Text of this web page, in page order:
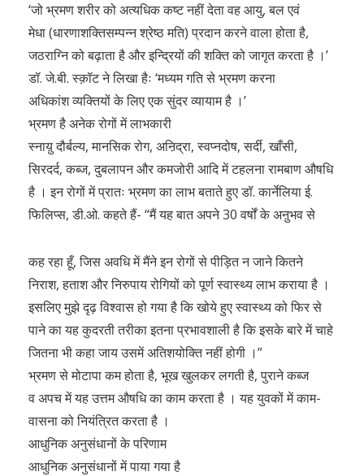
‘जो भ्रमण शरीर को अत्यधिक कष्ट नहीं देता वह आयु, बल एवं
मेधा (धारणाशक्तिसम्पन्न श्रेष्ठ मति) प्रदान करने वाला होता है,
जठराग्नि को बढ़ाता है और इन्द्रियों की शक्ति को जागृत करता है ।’
डॉ. जे.बी. स्क़ॉट ने लिखा हैः ‘मध्यम गति से भ्रमण करना
अधिकांश व्यक्तियों के लिए एक सुंदर व्यायाम है ।’
भ्रमण है अनेक रोगों में लाभकारी
स्नाय़ु दौर्बल्य, मानसिक रोग, अऩिद्रा, स्वप्नदोष, सर्दी, खाँसी,
सिरदर्द, कब्ज, दुबलापन और कमजोरी आदि में टहलना रामबाण औषधि
है । इन रोगों में प्रातः भ्रमण का लाभ बताते हुए डॉ. कार्नेलिया ई.
फिलिप्स, डी.ओ. कहते हैं- “मैं यह बात अपने 30 वर्षों के अऩुभव से
कह रहा हूँ, जिस अवधि में मैंने इन रोगों से पीड़ित न जाने कितने
निराश, हताश और निरुपाय रोगियों को पूर्ण स्वास्थ्य लाभ कराया है ।
इसलिए मुझे दृढ़ विश्वास हो गया है कि खोये हुए स्वास्थ्य को फिर से
पाने का यह कुदरती तरीका इतना प्रभावशाली है कि इसके बारे में चाहे
जितना भी कहा जाय उसमें अतिशयोक्ति नहीं होगी ।”
भ्रमण से मोटापा कम होता है, भूख खुलकर लगती है, पुराने कब्ज
व अपच में यह उत्तम औषधि का काम करता है । यह युवकों में काम-
वासना को नियंत्रित करता है ।
आधुनिक अनुसंधानों के परिणाम
आधुनिक अनुसंधानों में पाया गया है